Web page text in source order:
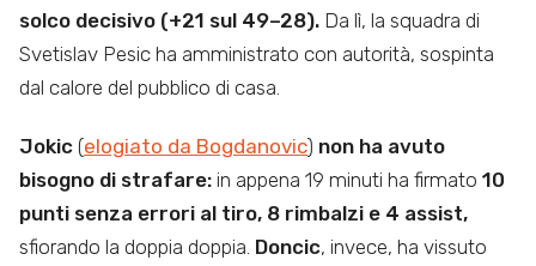
solco decisivo (+21 sul 49–28). Da lì, la squadra di
Svetislav Pesic ha amministrato con autorità, sospinta
dal calore del pubblico di casa.
Jokic (elogiato da Bogdanovic) non ha avuto
bisogno di strafare: in appena 19 minuti ha firmato 10
punti senza errori al tiro, 8 rimbalzi e 4 assist,
sfiorando la doppia doppia. Doncic, invece, ha vissuto